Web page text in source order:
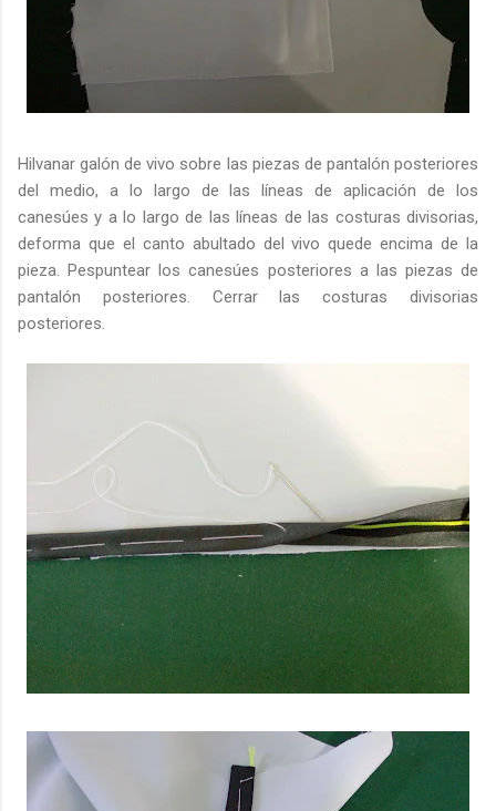
Hilvanar galón de vivo sobre las piezas de pantalón posteriores
del medio, a lo largo de las líneas de aplicación de los
canesúes y a lo largo de las líneas de las costuras divisorias,
deforma que el canto abultado del vivo quede encima de la
pieza. Pespuntear los canesúes posteriores a las piezas de
pantalón posteriores. Cerrar las costuras divisorias
posteriores.